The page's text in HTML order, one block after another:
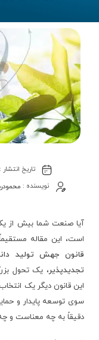
تاریخ انتشار :
نویسنده :
آیا صنعت شما بیش از
است، این مقاله
قانون جهش تولید
تجدیدپذیر، یک تحول
این قانون دیگر یک
سوی توسعه پایدار و
دقیقاً به چه معناست و